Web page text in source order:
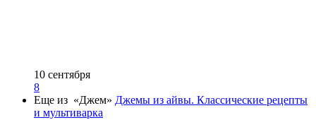
10 сентября
8
Еще из «Джем» Джемы из айвы. Классические рецепты
и мультиварка